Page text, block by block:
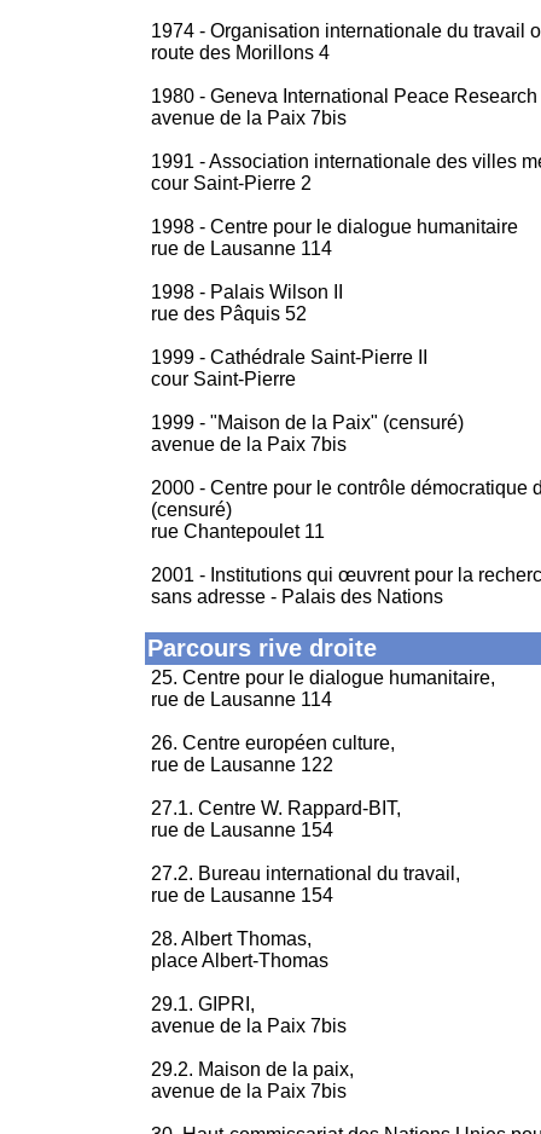
1974 - Organisation internationale du travail
route des Morillons 4
1980 - Geneva International Peace
avenue de la Paix 7bis
1991 - Association internationale des villes
cour Saint-Pierre 2
1998 - Centre pour le dialogue humanitaire
rue de Lausanne 114
1998 - Palais Wilson II
rue des Pâquis 52
1999 - Cathédrale Saint-Pierre II
cour Saint-Pierre
1999 - "Maison de la Paix" (censuré)
avenue de la Paix 7bis
2000 - Centre pour le contrôle démocratique
(censuré)
rue Chantepoulet 11
2001 - Institutions qui œuvrent pour la
sans adresse - Palais des Nations
Parcours rive droite
25. Centre pour le dialogue humanitaire,
rue de Lausanne 114
26. Centre européen culture,
rue de Lausanne 122
27.1. Centre W. Rappard-BIT,
rue de Lausanne 154
27.2. Bureau international du travail,
rue de Lausanne 154
28. Albert Thomas,
place Albert-Thomas
29.1. GIPRI,
avenue de la Paix 7bis
29.2. Maison de la paix,
avenue de la Paix 7bis